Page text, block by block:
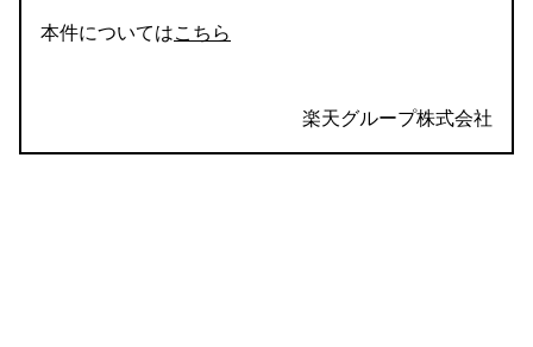
本件についてはこちら
楽天グループ株式会社